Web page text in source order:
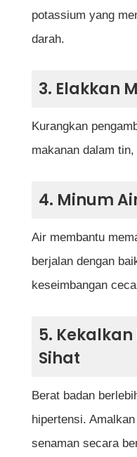
potassium yang
darah.
3. Elakkan
Kurangkan
makanan dalam
4. Minum
Air membantu
berjalan dengan
keseimbangan
5.
Sihat
Berat badan
hipertensi.
senaman secara